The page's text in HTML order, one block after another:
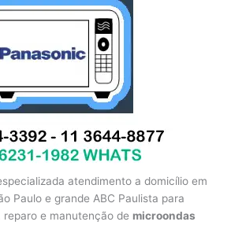
atendimento a domicílio em
Paulo e grande ABC Paulista para
e manutenção de microondas